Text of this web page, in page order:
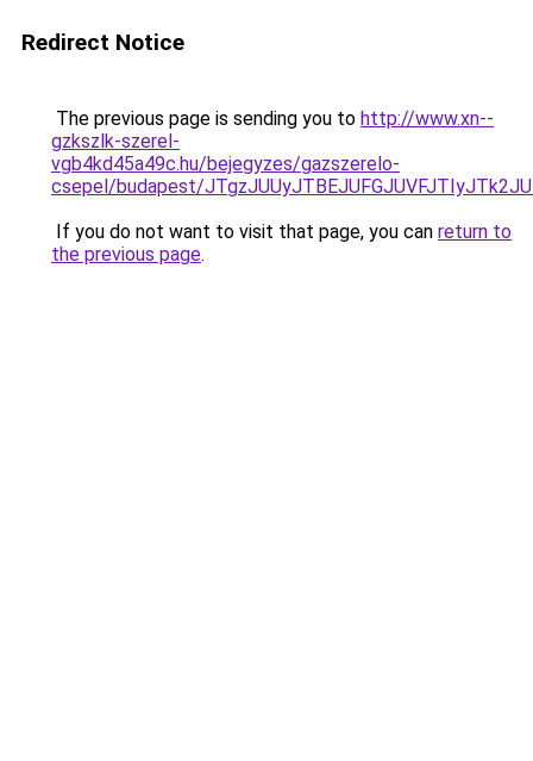
Redirect Notice
The previous page is sending you to http://www.xn--
gzkszlk-szerel-
vgb4kd45a49c.hu/bejegyzes/gazszerelo-
csepel/budapest/
If you do not want to visit that page, you can return to
the previous page.